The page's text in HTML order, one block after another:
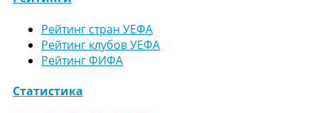
Рейтинг стран УЕФА
Рейтинг клубов УЕФА
Рейтинг ФИФА
Статистика